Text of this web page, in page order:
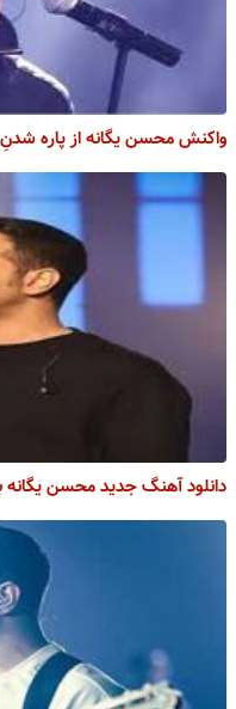
واکنش محسن یگانه از پاره
دانلود آهنگ جدید محسن یگانه